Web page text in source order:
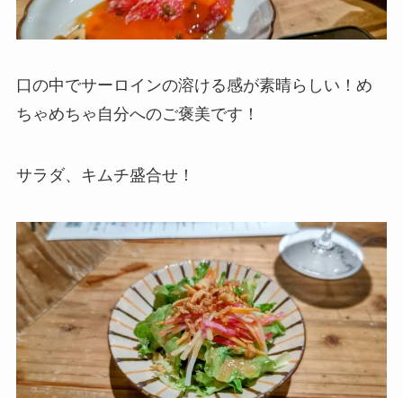
口の中でサーロインの溶ける感が素晴らしい！め
ちゃめちゃ自分へのご褒美です！
サラダ、キムチ盛合せ！